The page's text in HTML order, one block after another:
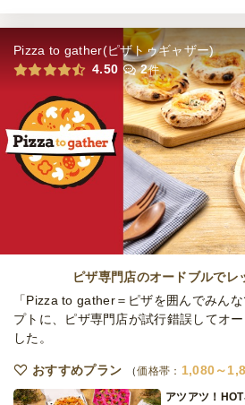
和食コースに3
ラン
オードブル
車エビの天ぷ
ン
オードブル
夢いなりケー
Pizza to gather(ピザトゥギャザー)
4.50
2件
ピザ専門店のオードブルでレ
「Pizza to gather＝ピザを囲んでみん
プトに、ピザ専門店が試行錯誤してオ
した。
おすすめプラン 価格帯： 1,080～
アツアツ！